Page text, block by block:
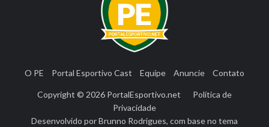
O PE Portal Esportivo Cast Equipe Anuncie Contato
Copyright © 2026 PortalEsportivo.net
Política de
Privacidade
Desenvolvido porBrunno Rodrigues, com base no tema